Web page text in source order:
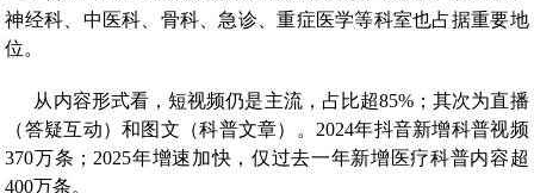
神经科、中医科、骨科、急诊、重症医学等科室也占据重要地
位。
从内容形式看，短视频仍是主流，占比超85%；其次为直播
（答疑互动）和图文（科普文章）。2024年抖音新增科普视频
370万条；2025年增速加快，仅过去一年新增医疗科普内容超
400万条。